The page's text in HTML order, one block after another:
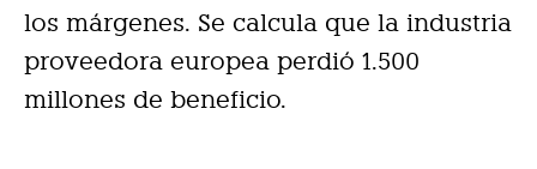
los márgenes. Se calcula que la industria
proveedora europea perdió 1.500
millones de beneficio.